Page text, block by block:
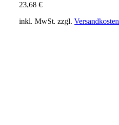
23,68€
inkl. MwSt. zzgl.Versandkosten